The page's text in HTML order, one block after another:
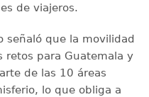
de viajeros.
señaló que la movilidad
retos para Guatemala y
de las 10 áreas
lo que obliga a